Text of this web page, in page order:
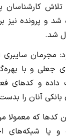
و پرونده نیز
شد.
مجرمان
جعلی و با
داده و کد‌های
آنان را
که معمولا
و یا شبکه‌های